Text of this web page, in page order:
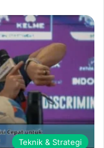
Teknik & Strategi